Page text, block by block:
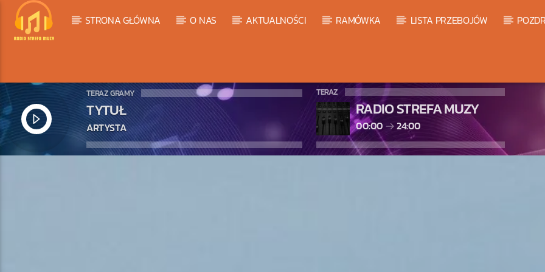
STRONA GŁÓWNA O NAS AKTUALNOŚCI RAMÓWKA LISTA PRZEBOJÓW
TERAZ GRAMY
TYTUŁ
ARTYSTA
TERAZ
RADIO STREFA MUZY
00:00 24:00